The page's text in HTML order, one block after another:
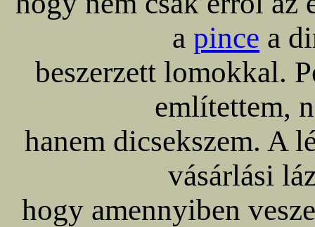
a pince a
beszerzett lomokkal.
említettem,
hanem dicsekszem. A
vásárlási
hogy amennyiben